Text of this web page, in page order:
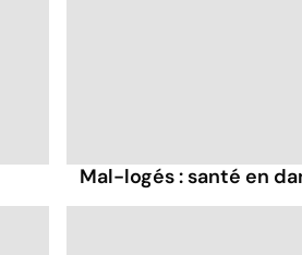
Mal-logés : santé en